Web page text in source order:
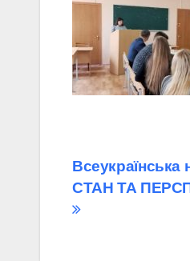
Навігація
записів
Всеукраїнська
СТАН ТА